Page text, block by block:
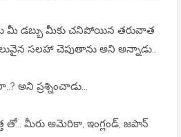
మీ డబ్బు మీకు చనిపోయిన తరువాత
సలహా చెపుతాను అని అన్నాడు..
అని ప్రశ్నించాడు...
తో.. మీరు అమెరికా, ఇంగ్లండ్, జపాన్